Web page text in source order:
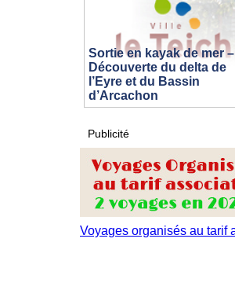
Sortie en kayak de mer –
Découverte du delta de
l’Eyre et du Bassin
d’Arcachon
Publicité